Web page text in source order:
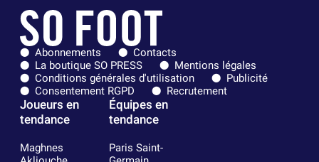
Abonnements
Contacts
La boutique SO PRESS
Mentions légales
Conditions générales d'utilisation
Publicité
Consentement RGPD
Recrutement
Joueurs en
tendance
Maghnes
Équipes en
tendance
Paris Saint-